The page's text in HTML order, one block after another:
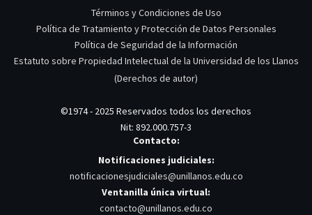
Términos y Condiciones de Uso
Política de Tratamiento y Protección de Datos Personales
Política de Seguridad de la Información
Estatuto sobre Propiedad Intelectual de la Universidad de los Llanos
(Derechos de autor)
©1974 - 2025 Reservados todos los derechos
Nit: 892.000.757-3
Contacto:
Notificaciones judiciales:
notificacionesjudiciales@unillanos.edu.co
Ventanilla única virtual:
contacto@unillanos.edu.co